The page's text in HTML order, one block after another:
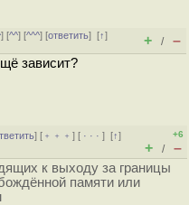
] [^^] [^^^] [ответить][↑]
+ / –
зависит?
] [ ﹢﹢﹢] [ · · ·][↑]
+6
+ / –
к выходу за границы
памяти или